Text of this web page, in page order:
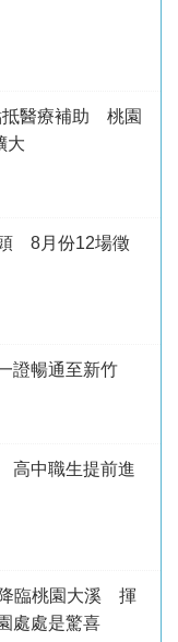
抵醫療補助 桃園
大
8月份12場徵
證暢通至新竹
高中職生提前進
臨桃園大溪 揮
處處是驚喜